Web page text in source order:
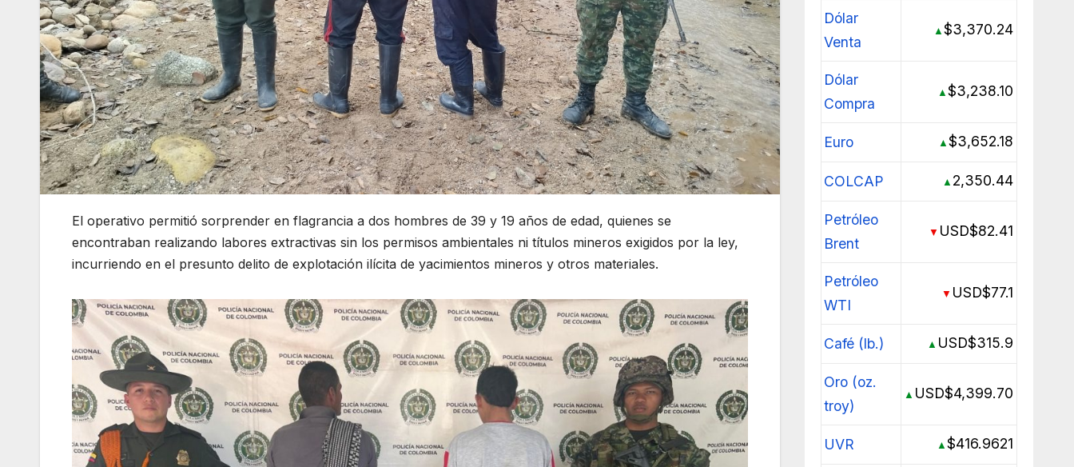
El operativo permitió sorprender en flagrancia a dos hombres de 39 y 19 años de edad, quienes se
encontraban realizando labores extractivas sin los permisos ambientales ni títulos mineros exigidos por la ley,
incurriendo en el presunto delito de explotación ilícita de yacimientos mineros y otros materiales.
Dólar
Venta
▲$3,370.24
Dólar
Compra
▲$3,238.10
Euro ▲$3,652.18
COLCAP ▲ 2,350.44
Petróleo
Brent
▼ USD$82.41
Petróleo
WTI
▼ USD$77.1
Café (lb.) ▲ USD$315.9
Oro (oz.
troy)
▲ USD$4,399.70
UVR ▲$416.9621